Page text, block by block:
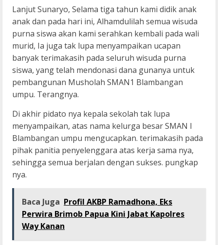
Lanjut Sunaryo, Selama tiga tahun kami didik anak
anak dan pada hari ini, Alhamdulilah semua wisuda
purna siswa akan kami serahkan kembali pada wali
murid, Ia juga tak lupa menyampaikan ucapan
banyak terimakasih pada seluruh wisuda purna
siswa, yang telah mendonasi dana gunanya untuk
pembangunan Musholah SMAN1 Blambangan
umpu. Terangnya.
Di akhir pidato nya kepala sekolah tak lupa
menyampaikan, atas nama kelurga besar SMAN I
Blambangan umpu mengucapkan. terimakasih pada
pihak panitia penyelenggara atas kerja sama nya,
sehingga semua berjalan dengan sukses. pungkap
nya.
Baca Juga Profil AKBP Ramadhona, Eks
Perwira Brimob Papua Kini Jabat Kapolres
Way Kanan